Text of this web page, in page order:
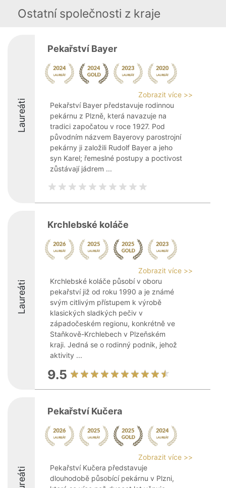
Ostatní společnosti z kraje
Laureáti
Pekařství Bayer
Zobrazit více >>
Pekařství Bayer představuje rodinnou
pekárnu z Plzně, která navazuje na
tradici započatou v roce 1927. Pod
původním názvem Bayerovy parostrojní
pekárny ji založili Rudolf Bayer a jeho
syn Karel; řemeslné postupy a poctivost
zůstávají jádrem ...
Laureáti
Krchlebské koláče
Zobrazit více >>
Krchlebské koláče působí v oboru
pekařství již od roku 1990 a je známé
svým citlivým přístupem k výrobě
klasických sladkých pečiv v
západočeském regionu, konkrétně ve
Staňkově-Krchlebech v Plzeňském
kraji. Jedná se o rodinný podnik, jehož
aktivity ...
9.5
Pekařství Kučera
Zobrazit více >>
Pekařství Kučera představuje
dlouhodobě působící pekárnu v Plzni,